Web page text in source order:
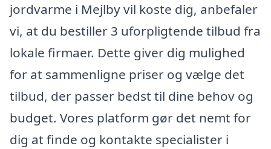
jordvarme i Mejlby vil koste dig, anbefaler
vi, at du bestiller 3 uforpligtende tilbud fra
lokale firmaer. Dette giver dig mulighed
for at sammenligne priser og vælge det
tilbud, der passer bedst til dine behov og
budget. Vores platform gør det nemt for
dig at finde og kontakte specialister i